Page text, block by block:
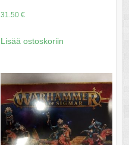
31.50 €
Lisää ostoskoriin